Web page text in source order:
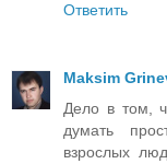
Ответить
Maksim
Дело в том,
думать
взрослых